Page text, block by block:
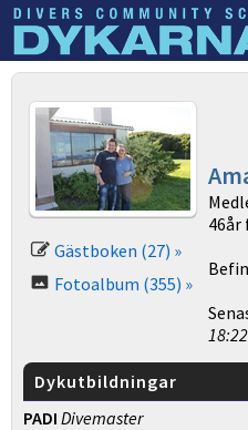
Dyknyheter
Gästboken (27) »
Fotoalbum (355) »
18:22
Dykutbildningar
PADI Divemaster